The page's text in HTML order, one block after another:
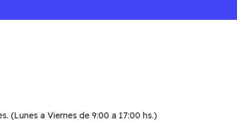
(Lunes a Viernes de 9:00 a 17:00 hs.)